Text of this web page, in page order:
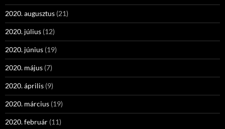
2020. augusztus (21)
2020. július (12)
2020. június (19)
2020. május (7)
2020. április (9)
2020. március (19)
2020. február (11)